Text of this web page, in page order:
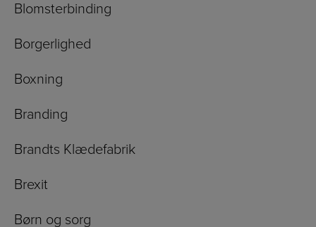
Blomsterbinding
Borgerlighed
Boxning
Branding
Brandts Klædefabrik
Brexit
Børn og sorg